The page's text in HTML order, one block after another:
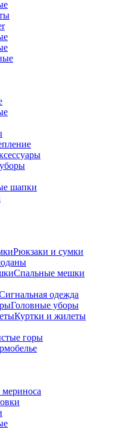
шапки
Рюкзаки и сумки
Спальные мешки
одежда
Головные уборы
Куртки и жилеты
горы